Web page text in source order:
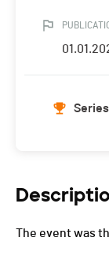
The event was